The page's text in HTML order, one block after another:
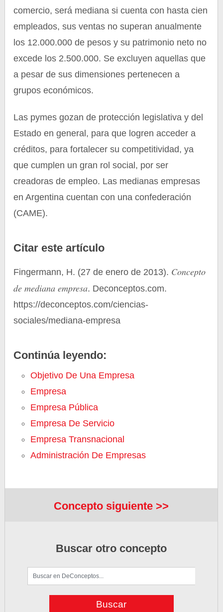
comercio, será mediana si cuenta con hasta cien
empleados, sus ventas no superan anualmente
los 12.000.000 de pesos y su patrimonio neto no
excede los 2.500.000. Se excluyen aquellas que
a pesar de sus dimensiones pertenecen a
grupos económicos.
Las pymes gozan de protección legislativa y del
Estado en general, para que logren acceder a
créditos, para fortalecer su competitividad, ya
que cumplen un gran rol social, por ser
creadoras de empleo. Las medianas empresas
en Argentina cuentan con una confederación
(CAME).
Citar este artículo
Fingermann, H. (27 de enero de 2013). Concepto
de mediana empresa. Deconceptos.com.
https://deconceptos.com/ciencias-
sociales/mediana-empresa
Continúa leyendo:
Objetivo De Una Empresa
Empresa
Empresa Pública
Empresa De Servicio
Empresa Transnacional
Administración De Empresas
Concepto siguiente >>
Buscar otro concepto